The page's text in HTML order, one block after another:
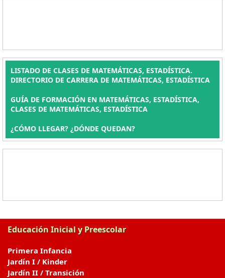
LISTADO DE CLASES DE MATEMÁTICAS, ESTADÍSTICA.
DIRECTORIO DE CARRERA DE MATEMÁTICAS, ESTADÍSTICA
GUÍA DE FORMACIÓN EN MATEMÁTICAS, ESTADÍSTICA,
CLASES DE MATEMÁTICAS, ESTADÍSTICA
¿CÓMO LLEGAR? ¿DÓNDE QUEDAN?
Educación Inicial y Preescolar
Primera Infancia
Jardín I / Kinder
Jardín II / Transición